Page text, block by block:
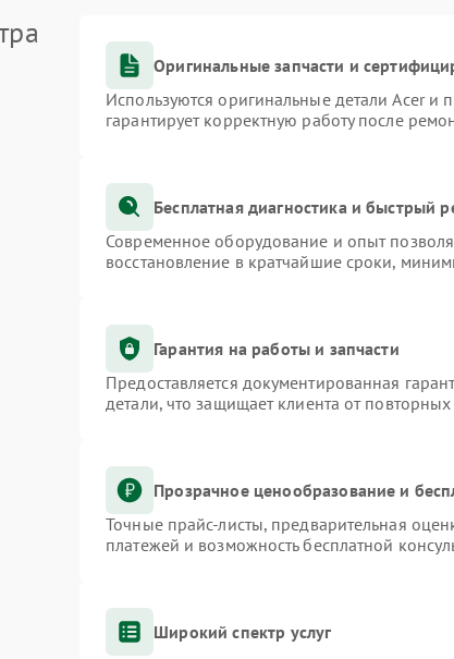
Оригинальные запчасти и
Используются оригинальные детали Acer
гарантирует корректную работу после
Бесплатная диагностика и быстрый
Современное оборудование и опыт
восстановление в кратчайшие сроки,
Гарантия на работы и запчасти
Предоставляется документированная
детали, что защищает клиента от
Прозрачное ценообразование и
Точные прайс-листы, предварительная
платежей и возможность бесплатной
Широкий спектр услуг